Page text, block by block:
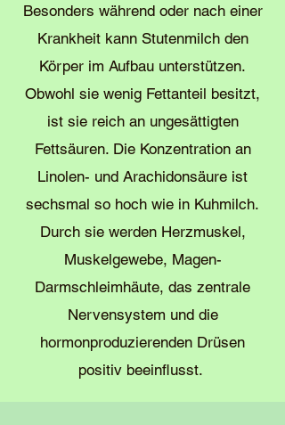
Besonders während oder nach einer
Krankheit kann Stutenmilch den
Körper im Aufbau unterstützen.
Obwohl sie wenig Fettanteil besitzt,
ist sie reich an ungesättigten
Fettsäuren. Die Konzentration an
Linolen- und Arachidonsäure ist
sechsmal so hoch wie in Kuhmilch.
Durch sie werden Herzmuskel,
Muskelgewebe, Magen-
Darmschleimhäute, das zentrale
Nervensystem und die
hormonproduzierenden Drüsen
positiv beeinflusst.